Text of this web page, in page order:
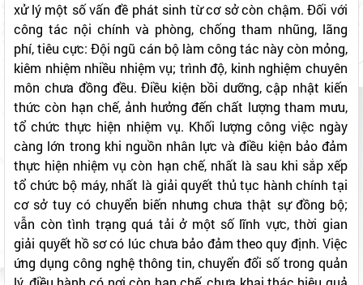
xử lý một số vấn đề phát sinh từ cơ sở còn chậm. Đối với
công tác nội chính và phòng, chống tham nhũng, lãng
phí, tiêu cực: Đội ngũ cán bộ làm công tác này còn mỏng,
kiêm nhiệm nhiều nhiệm vụ; trình độ, kinh nghiệm chuyên
môn chưa đồng đều. Điều kiện bồi dưỡng, cập nhật kiến
thức còn hạn chế, ảnh hưởng đến chất lượng tham mưu,
tổ chức thực hiện nhiệm vụ. Khối lượng công việc ngày
càng lớn trong khi nguồn nhân lực và điều kiện bảo đảm
thực hiện nhiệm vụ còn hạn chế, nhất là sau khi sắp xếp
tổ chức bộ máy, nhất là giải quyết thủ tục hành chính tại
cơ sở tuy có chuyển biến nhưng chưa thật sự đồng bộ;
vẫn còn tình trạng quá tải ở một số lĩnh vực, thời gian
giải quyết hồ sơ có lúc chưa bảo đảm theo quy định. Việc
ứng dụng công nghệ thông tin, chuyển đổi số trong quản